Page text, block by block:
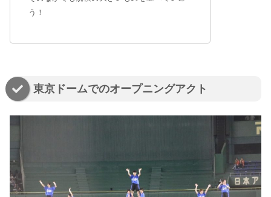
う！
東京ドームでのオープニングアクト